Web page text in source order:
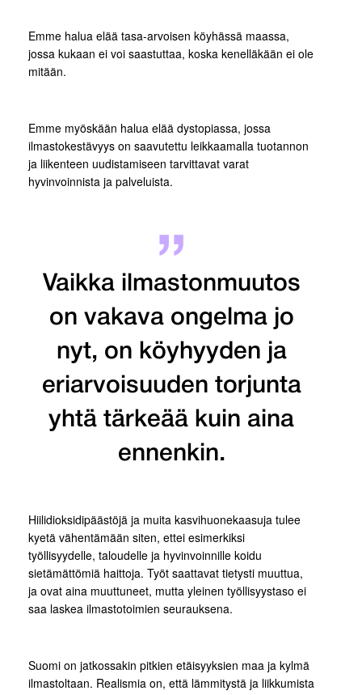
Emme halua elää tasa-arvoisen köyhässä maassa,
jossa kukaan ei voi saastuttaa, koska kenelläkään ei ole
mitään.
Emme myöskään halua elää dystopiassa, jossa
ilmastokestävyys on saavutettu leikkaamalla tuotannon
ja liikenteen uudistamiseen tarvittavat varat
hyvinvoinnista ja palveluista.
Vaikka ilmastonmuutos
on vakava ongelma jo
nyt, on köyhyyden ja
eriarvoisuuden torjunta
yhtä tärkeää kuin aina
ennenkin.
Hiilidioksidipäästöjä ja muita kasvihuonekaasuja tulee
kyetä vähentämään siten, ettei esimerkiksi
työllisyydelle, taloudelle ja hyvinvoinnille koidu
sietämättömiä haittoja. Työt saattavat tietysti muuttua,
ja ovat aina muuttuneet, mutta yleinen työllisyystaso ei
saa laskea ilmastotoimien seurauksena.
Suomi on jatkossakin pitkien etäisyyksien maa ja kylmä
ilmastoltaan. Realismia on, että lämmitystä ja liikkumista